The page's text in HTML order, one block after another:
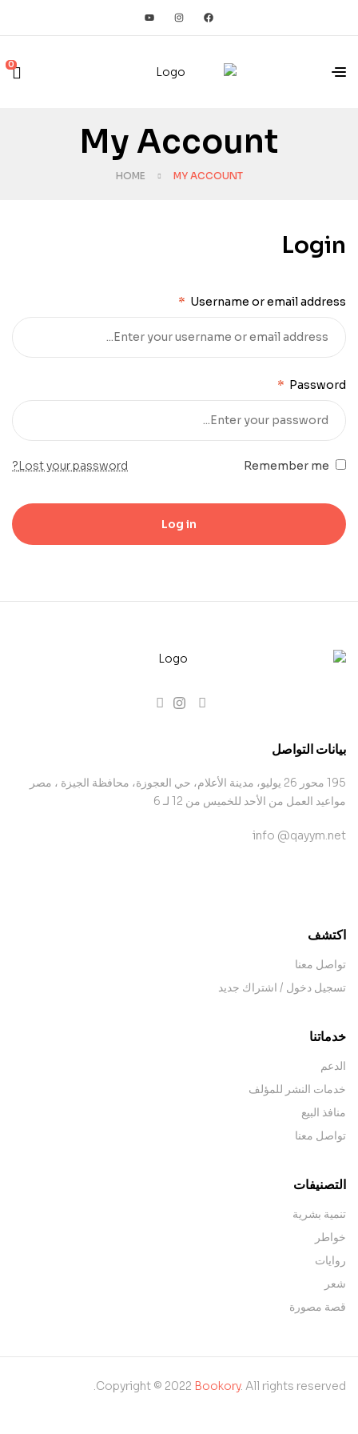
0
My Account
HOME MY ACCOUNT
Login
Username or email address
*
Password
*
Remember me
Lost your password?
Log in
بيانات التواصل
195 محور 26 يوليو، مدينة الأعلام، حي العجوزة، محافظة الجيزة ، مصر
مواعيد العمل من الأحد للخميس من 12 لـ 6
info @qayym.net
اكتشف
تواصل معنا
تسجيل دخول / اشتراك جديد
خدماتنا
الدعم
خدمات النشر للمؤلف
منافذ البيع
تواصل معنا
التصنيفات
تنمية بشرية
خواطر
روايات
شعر
قصة مصورة
Copyright © 2022 Bookory. All rights reserved.